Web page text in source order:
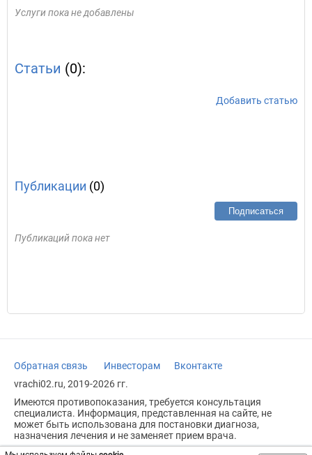
Услуги пока не добавлены
Статьи (0):
Добавить статью
Публикации (0)
Подписаться
Публикаций пока нет
Обратная связь Инвесторам
Вконтакте
vrachi02.ru, 2019-2026 гг.
Имеются противопоказания, требуется консультация
специалиста. Информация, представленная на сайте, не
может быть использована для постановки диагноза,
назначения лечения и не заменяет прием врача.